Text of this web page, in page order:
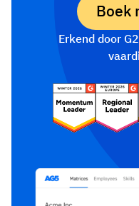
Boek
Erkend door